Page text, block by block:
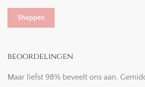
Shoppen
beoordelingen
Maar liefst 98% beveelt ons aan.